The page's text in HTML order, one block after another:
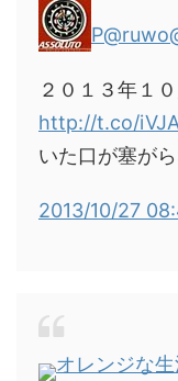
P@ruwo
２０１３年１
http://t.co/
いた口が塞がら
2013/10/27
オレンジな生